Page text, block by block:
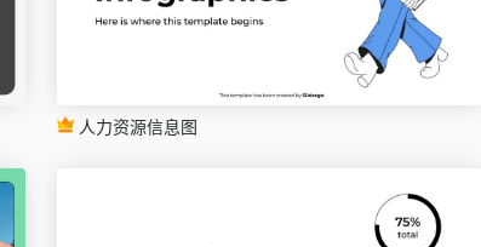
人力资源信息图